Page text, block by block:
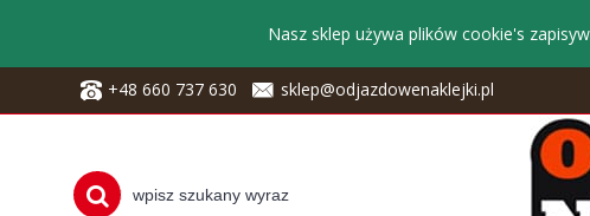
Nasz sklep używa plików cookie's
+48 660 737 630 sklep@odjazdowenaklejki.pl